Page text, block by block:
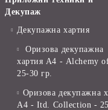
Декупаж
Декупажна хартия
Оризова декупажна
хартия А4 - Alchemy
25-30 гр.
Оризова декупажна
А4 - Itd. Collection -